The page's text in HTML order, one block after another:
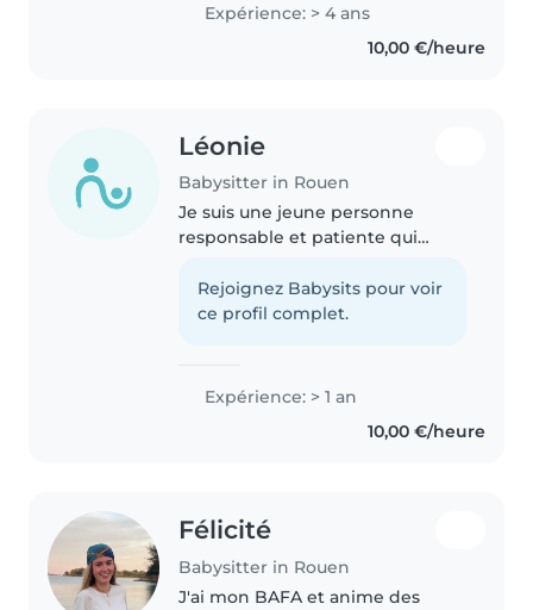
5 mois jusqu'à 14 ans. Je possède
le PSC1. Je fais de la course..
Expérience: > 4 ans
10,00 €/heure
Léonie
Babysitter in Rouen
Je suis une jeune personne
responsable et patiente qui
Avec une année d'expérience en
garde d'enfants, je suis à l'aise
Rejoignez Babysits pour voir
ce profil complet.
Expérience: > 1 an
10,00 €/heure
Félicité
Babysitter in Rouen
J'ai mon BAFA et anime des